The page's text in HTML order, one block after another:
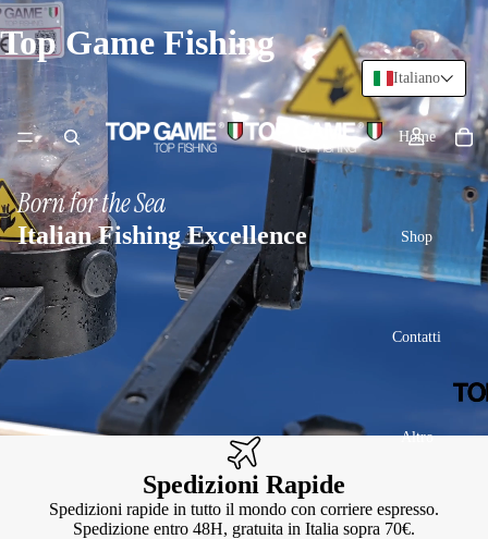
Top Game Fishing
Home
Shop
Contatti
Altro
Born for the Sea
Italian Fishing Excellence
Spedizioni Rapide
Spedizioni rapide in tutto il mondo con corriere espresso.
Spedizione entro 48H, gratuita in Italia sopra 70€.
Italiano